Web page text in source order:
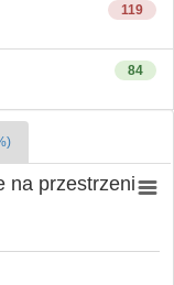
119
84
na przestrzeni